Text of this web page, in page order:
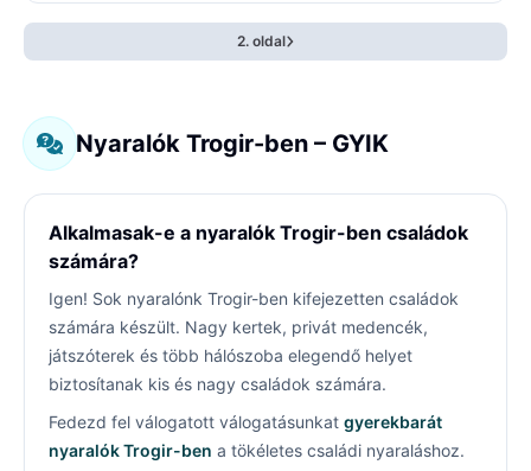
2. oldal
Nyaralók Trogir-ben – GYIK
Alkalmasak-e a nyaralók Trogir-ben családok
számára?
Igen! Sok nyaralónk Trogir-ben kifejezetten családok
számára készült. Nagy kertek, privát medencék,
játszóterek és több hálószoba elegendő helyet
biztosítanak kis és nagy családok számára.
Fedezd fel válogatott válogatásunkat gyerekbarát
nyaralók Trogir-ben a tökéletes családi nyaraláshoz.